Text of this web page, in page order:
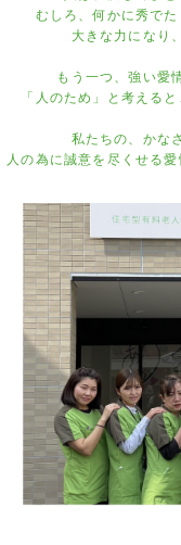
むしろ、何かに秀で
大きな力になり
もう一つ、強い愛
「人のため」と考える
私たちの、かな
人の為に誠意を尽くせる